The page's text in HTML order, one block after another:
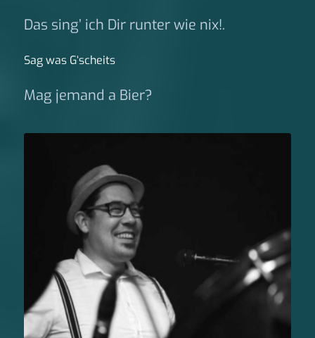
Das sing’ ich Dir runter wie nix!.
Sag was G‘scheits
Mag jemand a Bier?